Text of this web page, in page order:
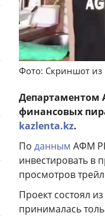
Фото: Скриншот из
Департаментом
финансовых
kazlenta.kz.
По данным АФМ
инвестировать в
просмотров
Проект состоял
принималась